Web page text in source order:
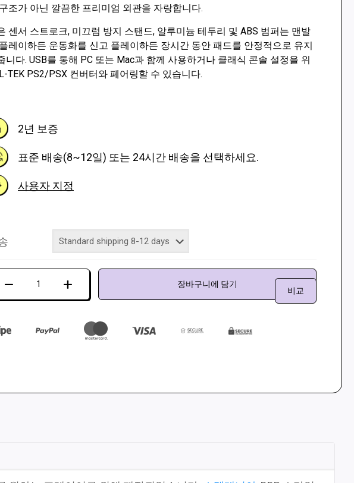
조가 아닌 깔끔한 프리미엄 외관을 자랑합니다.
센서 스트로크, 미끄럼 방지 스탠드, 알루미늄 테두리 및 ABS 범퍼는 맨발
레이하든 운동화를 신고 플레이하든 장시간 동안 패드를 안정적으로 유지
니다. USB를 통해 PC 또는 Mac과 함께 사용하거나 클래식 콘솔 설정을 위
TEK PS2/PSX 컨버터와 페어링할 수 있습니다.
2년 보증
표준 배송(8~12일) 또는 24시간 배송을 선택하세요.
사용자 지정
장바구니에 담기
비교